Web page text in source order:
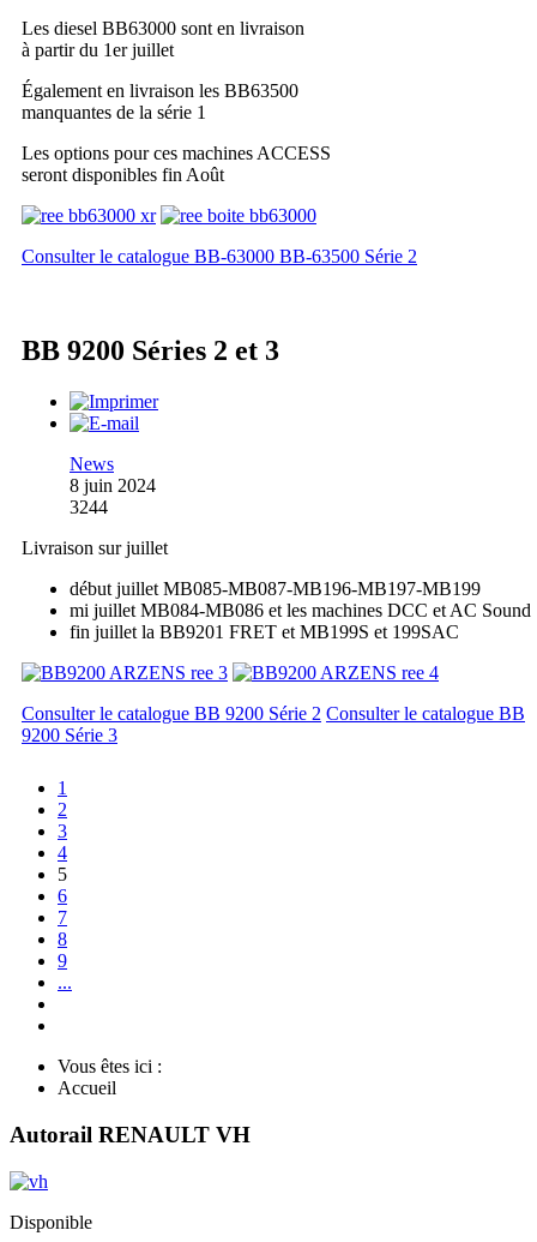
Les diesel BB63000 sont en livraison
à partir du 1er juillet
Également en livraison les BB63500
manquantes de la série 1
Les options pour ces machines ACCESS
seront disponibles fin Août
Consulter le catalogue BB-63000 BB-63500 Série 2
BB 9200 Séries 2 et 3
News
8 juin 2024
3244
Livraison sur juillet
début juillet MB085-MB087-MB196-MB197-MB199
mi juillet MB084-MB086 et les machines DCC et AC Sound
fin juillet la BB9201 FRET et MB199S et 199SAC
Consulter le catalogue BB 9200 Série 2 Consulter le catalogue BB
9200 Série 3
1
2
3
4
5
6
7
8
9
...
Vous êtes ici :
Accueil
Autorail RENAULT VH
Disponible